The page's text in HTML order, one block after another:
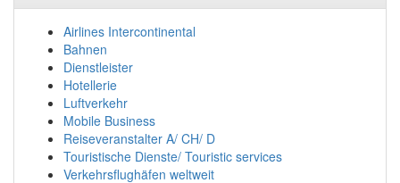
Airlines Intercontinental
Bahnen
Dienstleister
Hotellerie
Luftverkehr
Mobile Business
Reiseveranstalter A/ CH/ D
Touristische Dienste/ Touristic services
Verkehrsflughäfen weltweit